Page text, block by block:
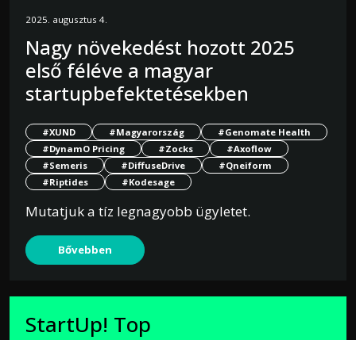
2025. augusztus 4.
Nagy növekedést hozott 2025
első féléve a magyar
startupbefektetésekben
#XUND #Magyarország
#Genomate Health
#DynamO Pricing
#Zocks
#Axoflow
#Semeris
#DiffuseDrive
#Qneiform
#Riptides
#Kodesage
Mutatjuk a tíz legnagyobb ügyletet.
Bővebben
StartUp! Top